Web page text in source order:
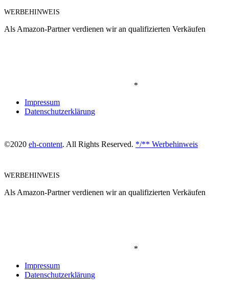
WERBEHINWEIS
Als Amazon-Partner verdienen wir an qualifizierten Verkäufen
*
Impressum
Datenschutzerklärung
©2020 eh-content. All Rights Reserved. */** Werbehinweis
WERBEHINWEIS
Als Amazon-Partner verdienen wir an qualifizierten Verkäufen
*
Impressum
Datenschutzerklärung